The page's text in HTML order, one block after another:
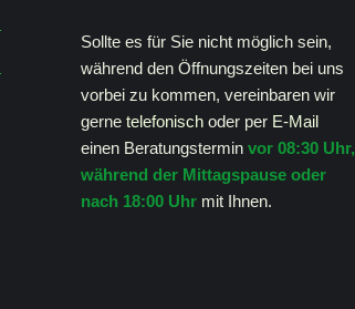
Sollte es für Sie nicht möglich sein,
während den Öffnungszeiten bei uns
vorbei zu kommen, vereinbaren wir
gernetelefonisch oder per E-Mail
einen Beratungsterminvor 08:30 Uhr,
während der Mittagspause oder
nach 18:00 Uhr mit Ihnen.